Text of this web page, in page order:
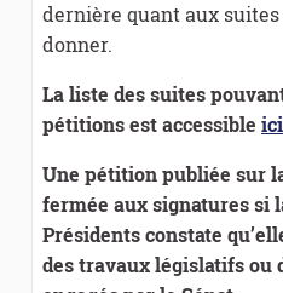
dernière quant aux
donner.
La liste des suites
pétitions est accessible ici
Une pétition publiée sur
fermée aux signatures si
Présidents constate
des travaux législatifs ou